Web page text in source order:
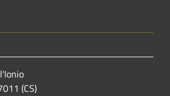
(CS)